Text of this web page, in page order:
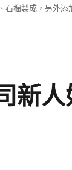
石榴製成，另外
新